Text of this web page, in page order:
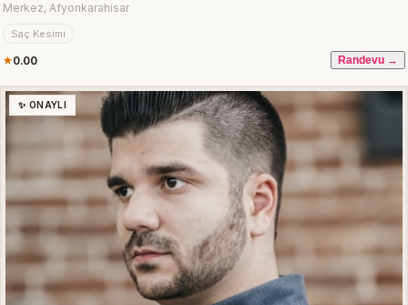
Merkez, Afyonkarahisar
Saç Kesimi
0.00 Randevu →
✨ ONAYLI